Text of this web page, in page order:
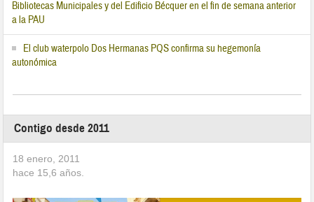
Bibliotecas Municipales y del Edificio Bécquer en el fin de semana anterior
a la PAU
El club waterpolo Dos Hermanas PQS confirma su hegemonía
autonómica
Contigo desde 2011
18 enero, 2011
hace 15,6 años.